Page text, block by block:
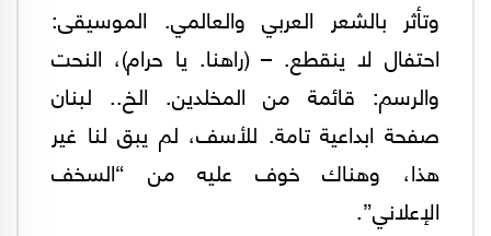
وتأثر بالشعر العربي والعالمي. الموسيقى:
احتفال لا ينقطع. – (راهنا. يا حرام)، النحت
والرسم: قائمة من المخلدين. الخ.. لبنان
صفحة ابداعية تامة. للأسف، لم يبق لنا غير
هذا، وهناك خوف عليه من “السخف
الإعلاني”.